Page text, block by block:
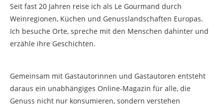
Seit fast 20 Jahren reise ich als Le Gourmand durch
Weinregionen, Küchen und Genusslandschaften Europas.
Ich besuche Orte, spreche mit den Menschen dahinter und
erzähle ihre Geschichten.
Gemeinsam mit Gastautorinnen und Gastautoren entsteht
daraus ein unabhängiges Online-Magazin für alle, die
Genuss nicht nur konsumieren, sondern verstehen